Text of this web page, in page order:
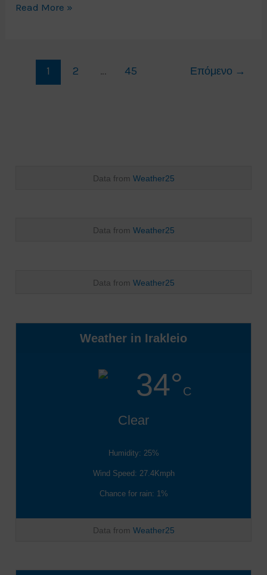
Συνεχίζεται
Read More »
1 2 … 45 Επόμενο →
Data from Weather25
Data from Weather25
Data from Weather25
Weather in Irakleio
34°C
Clear
Humidity: 25%
Wind Speed: 27.4Kmph
Chance for rain: 1%
Data from Weather25